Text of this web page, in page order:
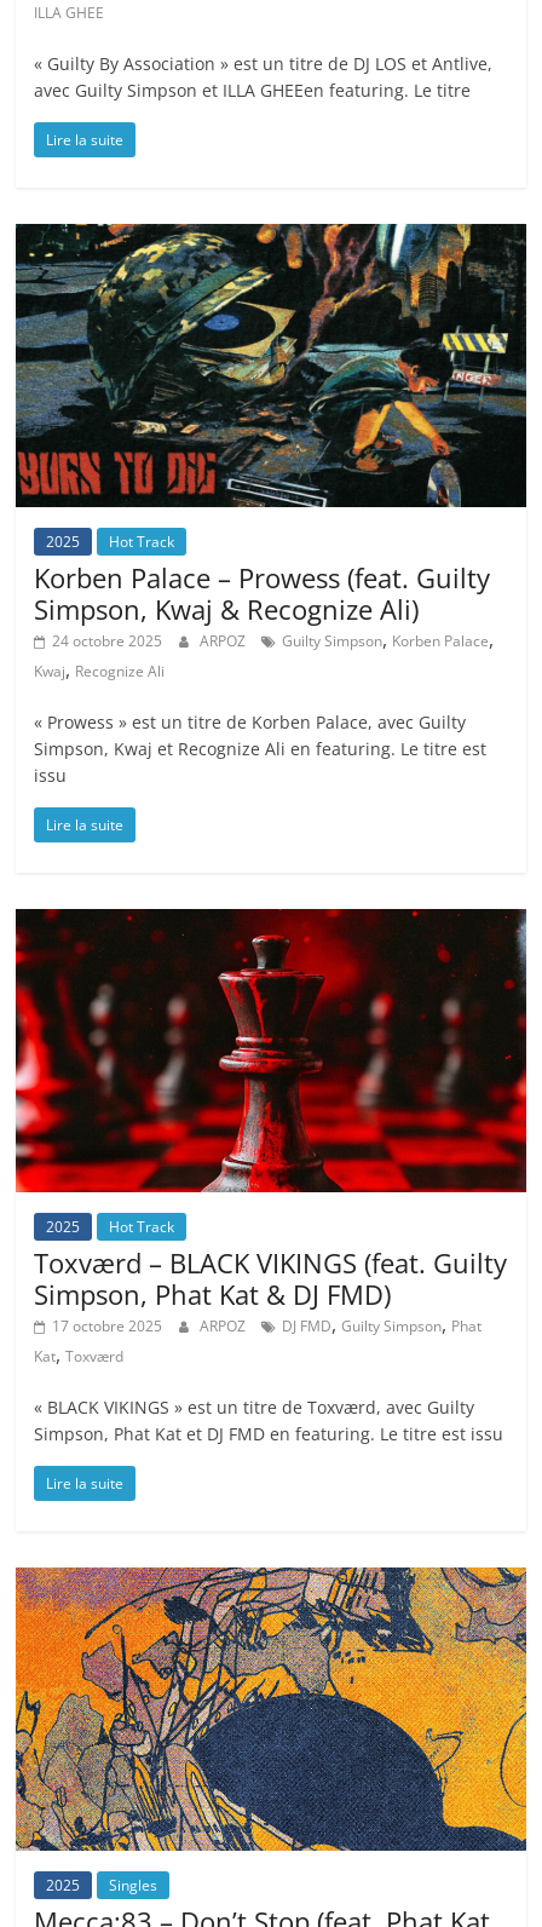
ILLA GHEE
« Guilty By Association » est un titre de DJ LOS et Antlive,
avec Guilty Simpson et ILLA GHEEen featuring. Le titre
Lire la suite
2025 Hot Track
Korben Palace – Prowess (feat. Guilty
Simpson, Kwaj & Recognize Ali)
24 octobre 2025 ARPOZ Guilty Simpson, Korben Palace,
Kwaj, Recognize Ali
« Prowess » est un titre de Korben Palace, avec Guilty
Simpson, Kwaj et Recognize Ali en featuring. Le titre est
issu
Lire la suite
2025 Hot Track
Toxværd – BLACK VIKINGS (feat. Guilty
Simpson, Phat Kat & DJ FMD)
17 octobre 2025 ARPOZ DJ FMD,Guilty Simpson, Phat
Kat,Toxværd
« BLACK VIKINGS » est un titre de Toxværd, avec Guilty
Simpson, Phat Kat et DJ FMD en featuring. Le titre est issu
Lire la suite
2025 Singles